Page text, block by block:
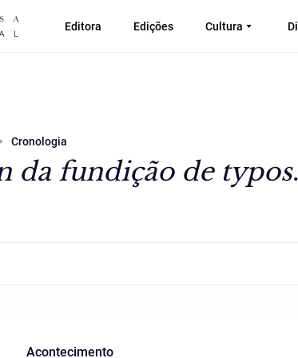
Editora Edições Cultura
Cronologia
da fundição de typos.
Acontecimento